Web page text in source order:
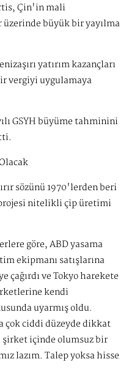
Çin'in mali
büyük bir yayılma
yatırım kazançları
vergiyi uygulamaya
GSYH büyüme tahminini
sözünü 1970'lerden beri
nitelikli çip üretimi
göre, ABD yasama
ekipmanı satışlarına
çağırdı ve Tokyo harekete
kendi
uyarmış oldu.
çok ciddi düzeyde dikkat
içinde olumsuz bir
lazım. Talep yoksa hisse